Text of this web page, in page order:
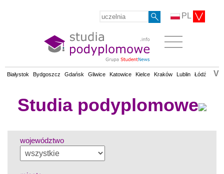
PL
Białystok Bydgoszcz Gdańsk Gliwice Katowice Kielce Kraków Lublin Łódź V
Studia podyplomowe
województwo